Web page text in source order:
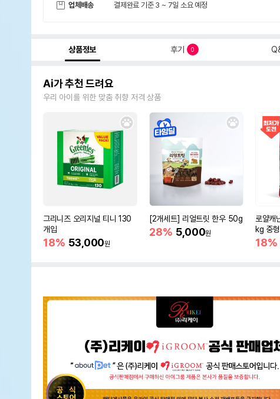
업체배송 결제완료 기준 3 ~ 7일 소요 예정
상품정보 후기 0
Ai가 추천 드려요
우리 아이를 위한 맞춤 취향 저격 상품
그리니즈 오리지널 티니 130
개입
18% 53,000원
[2개세트] 리얼트릿 한우 50g
28% 5,000원
로얄캐
kg 중
18%